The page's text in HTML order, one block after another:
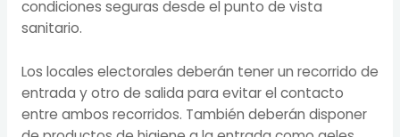
condiciones seguras desde el punto de vista
sanitario.
Los locales electorales deberán tener un recorrido de
entrada y otro de salida para evitar el contacto
entre ambos recorridos. También deberán disponer